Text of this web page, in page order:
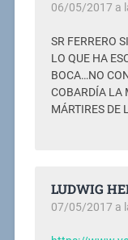
06/05/2017 a
SR FERRERO
LO QUE HA
BOCA…NO
COBARDÍA LA
MÁRTIRES DE
LUDWIG
07/05/2017 a